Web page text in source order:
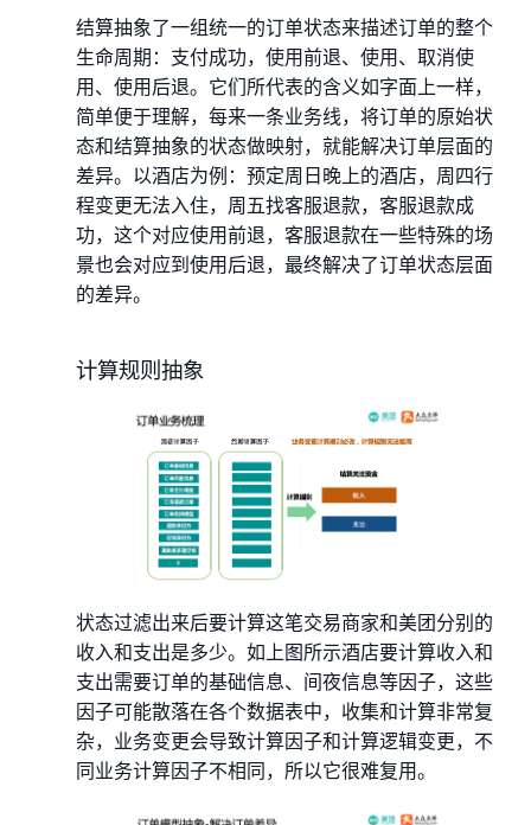
结算抽象了一组统一的订单状态来描述订单的整个
生命周期：支付成功，使用前退、使用、取消使
用、使用后退。它们所代表的含义如字面上一样，
简单便于理解，每来一条业务线，将订单的原始状
态和结算抽象的状态做映射，就能解决订单层面的
差异。以酒店为例：预定周日晚上的酒店，周四行
程变更无法入住，周五找客服退款，客服退款成
功，这个对应使用前退，客服退款在一些特殊的场
景也会对应到使用后退，最终解决了订单状态层面
的差异。
计算规则抽象
状态过滤出来后要计算这笔交易商家和美团分别的
收入和支出是多少。如上图所示酒店要计算收入和
支出需要订单的基础信息、间夜信息等因子，这些
因子可能散落在各个数据表中，收集和计算非常复
杂，业务变更会导致计算因子和计算逻辑变更，不
同业务计算因子不相同，所以它很难复用。